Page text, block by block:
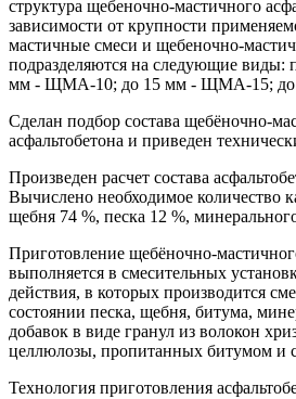
структура щебеночно-мастичного
зависимости от крупности
мастичные смеси и щебеночно-
подразделяются на следующие виды:
мм - ЩМА-10; до 15 мм - ЩМА-15;
Сделан подбор состава щебёночно-
асфальтобетона и приведен
Произведен расчет состава
Вычислено необходимое количество
щебня 74 %, песка 12 %,
Приготовление щебёночно-
выполняется в смесительных
действия, в которых производится
состоянии песка, щебня, битума,
добавок в виде гранул из волокон
целлюлозы, пропитанных битумом и
Технология приготовления